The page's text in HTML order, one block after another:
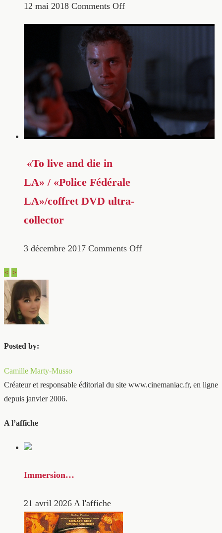
12 mai 2018 Comments Off
«To live and die in
LA» / «Police Fédérale
LA»/coffret DVD ultra-
collector
3 décembre 2017 Comments Off
< >
Posted by:
Camille Marty-Musso
Créateur et responsable éditorial du site www.cinemaniac.fr, en ligne
depuis janvier 2006.
A l’affiche
Immersion…
21 avril 2026 A l'affiche